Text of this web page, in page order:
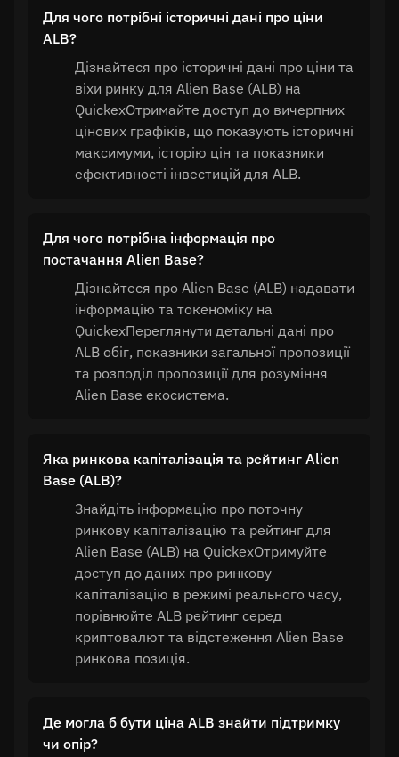
Для чого потрібні історичні дані про ціни
ALB?
Дізнайтеся про історичні дані про ціни та
віхи ринку для Alien Base (ALB) на
QuickexОтримайте доступ до вичерпних
цінових графіків, що показують історичні
максимуми, історію цін та показники
ефективності інвестицій для ALB.
Для чого потрібна інформація про
постачання Alien Base?
Дізнайтеся про Alien Base (ALB) надавати
інформацію та токеноміку на
QuickexПереглянути детальні дані про
ALB обіг, показники загальної пропозиції
та розподіл пропозиції для розуміння
Alien Base екосистема.
Яка ринкова капіталізація та рейтинг Alien
Base (ALB)?
Знайдіть інформацію про поточну
ринкову капіталізацію та рейтинг для
Alien Base (ALB) на QuickexОтримуйте
доступ до даних про ринкову
капіталізацію в режимі реального часу,
порівнюйте ALB рейтинг серед
криптовалют та відстеження Alien Base
ринкова позиція.
Де могла б бути ціна ALB знайти підтримку
чи опір?